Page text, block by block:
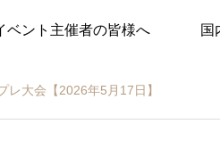
ベント主催者の皆様へ 国
大会【2026年5月17日】